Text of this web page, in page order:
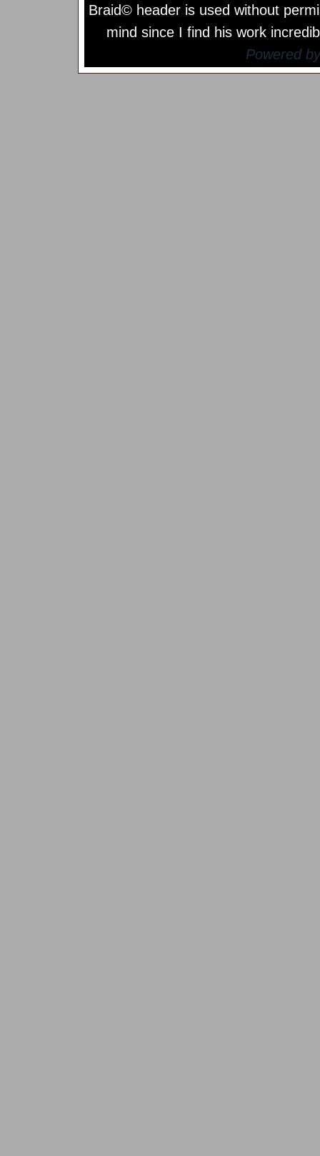
Braid© header is used without
mind since I find his work
Powered